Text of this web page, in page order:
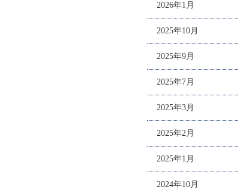
2026年1月
2025年10月
2025年9月
2025年7月
2025年3月
2025年2月
2025年1月
2024年10月